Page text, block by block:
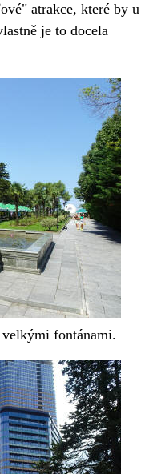
atrakce, které by u
je to docela
fontánami.